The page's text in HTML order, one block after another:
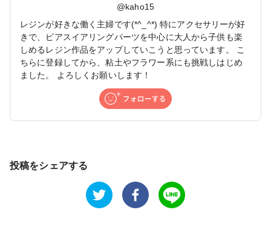
@kaho15
レジンが好きな働く主婦です(*^_^*) 特にアクセサリーが好
きで、ピアスイアリングパーツを中心に大人から子供も楽
しめるレジン作品をアップしていこうと思っています。 こ
ちらに登録してから、粘土やフラワー系にも挑戦しはじめ
ました。 よろしくお願いします！
投稿をシェアする